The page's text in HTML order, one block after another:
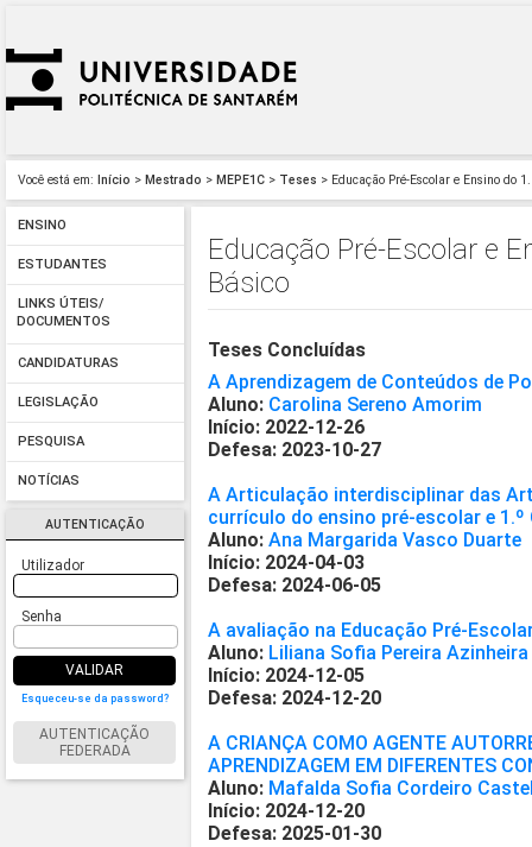
Você está em: Início > Mestrado > MEPE1C > Teses > Educação Pré-Escolar e Ensino do
ENSINO
ESTUDANTES
LINKS ÚTEIS/
DOCUMENTOS
CANDIDATURAS
LEGISLAÇÃO
PESQUISA
NOTÍCIAS
AUTENTICAÇÃO
Utilizador
Senha
VALIDAR
Esqueceu-se da password?
AUTENTICAÇÃO
FEDERADA
Educação Pré-Escolar e
Básico
Teses Concluídas
A Aprendizagem de Conteúdos de
Aluno: Carolina Sereno Amorim
Início: 2022-12-26
Defesa: 2023-10-27
A Articulação interdisciplinar das
currículo do ensino pré-escolar e
Aluno:Ana Margarida Vasco Duarte
Início: 2024-04-03
Defesa: 2024-06-05
A avaliação na Educação Pré-
Aluno: Liliana Sofia Pereira Azinheira
Início: 2024-12-05
Defesa: 2024-12-20
A CRIANÇA COMO AGENTE
APRENDIZAGEM EM DIFERENTES
Aluno: Mafalda Sofia Cordeiro
Início: 2024-12-20
Defesa: 2025-01-30